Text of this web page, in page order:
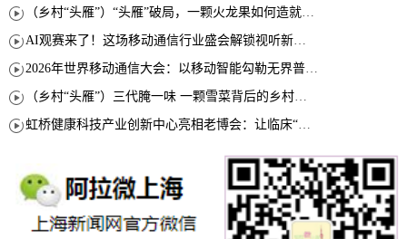
（乡村“头雁”）“头雁”破局，一颗火龙果如何造就沪上乡村特色产业化路径
AI观赛来了！这场移动通信行业盛会解锁视听新玩法
2026年世界移动通信大会：以移动智能勾勒无界普惠新愿景
（乡村“头雁”）三代腌一味 一颗雪菜背后的乡村致富经
虹桥健康科技产业创新中心亮相老博会：让临床“需求”定义银发经济新生态